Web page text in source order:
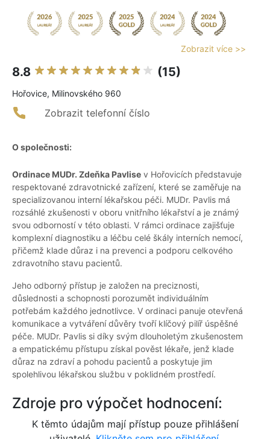
Zobrazit více >>
8.8 (15)
Hořovice, Milinovského 960
Zobrazit telefonní číslo
O společnosti:
Ordinace MUDr. Zdeňka Pavlise v Hořovicích představuje
respektované zdravotnické zařízení, které se zaměřuje na
specializovanou interní lékařskou péči. MUDr. Pavlis má
rozsáhlé zkušenosti v oboru vnitřního lékařství a je známý
svou odborností v této oblasti. V rámci ordinace zajišťuje
komplexní diagnostiku a léčbu celé škály interních nemocí,
přičemž klade důraz i na prevenci a podporu celkového
zdravotního stavu pacientů.
Jeho odborný přístup je založen na preciznosti,
důslednosti a schopnosti porozumět individuálním
potřebám každého jednotlivce. V ordinaci panuje otevřená
komunikace a vytváření důvěry tvoří klíčový pilíř úspěšné
péče. MUDr. Pavlis si díky svým dlouholetým zkušenostem
a empatickému přístupu získal pověst lékaře, jenž klade
důraz na zdraví a pohodu pacientů a poskytuje jim
spolehlivou lékařskou službu v poklidném prostředí.
Zdroje pro výpočet hodnocení:
K těmto údajům mají přístup pouze přihlášení